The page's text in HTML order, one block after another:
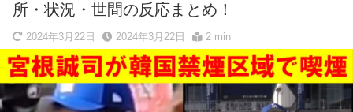
所・状況・世間の反応まとめ！
2024年3月22日 2024年3月22日 2 min